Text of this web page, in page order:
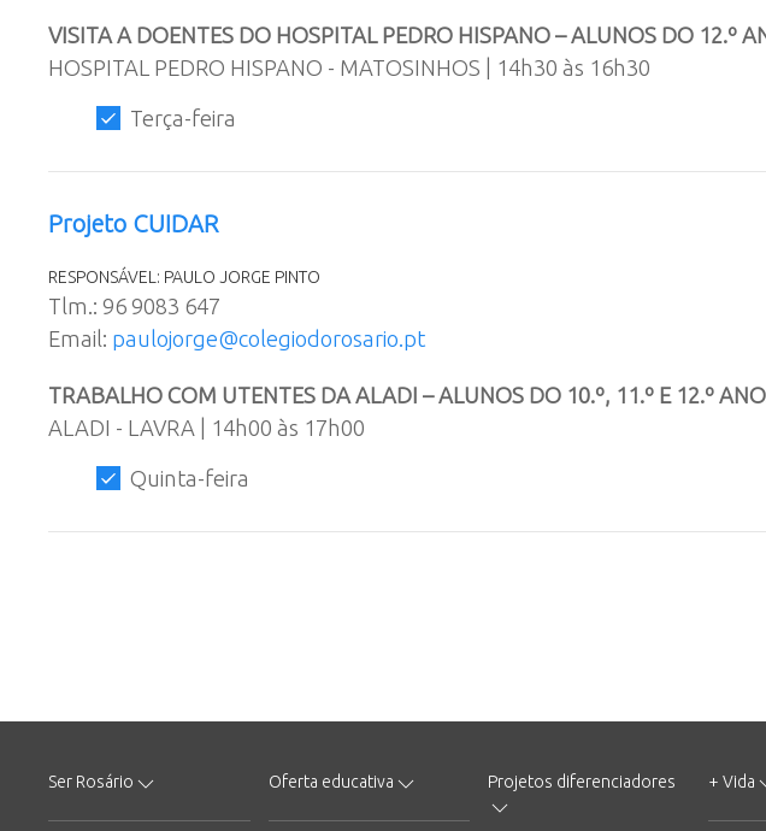
VISITA A DOENTES DO HOSPITAL PEDRO HISPANO – ALUNOS DO 12.º
HOSPITAL PEDRO HISPANO - MATOSINHOS | 14h30 às 16h30
Terça-feira
Projeto CUIDAR
RESPONSÁVEL: PAULO JORGE PINTO
Tlm.: 96 9083 647
Email: paulojorge@colegiodorosario.pt
TRABALHO COM UTENTES DA ALADI – ALUNOS DO 10.º, 11.º E 12.º
ALADI - LAVRA | 14h00 às 17h00
Quinta-feira
Ser Rosário Oferta educativa Projetos diferenciadores + Vida